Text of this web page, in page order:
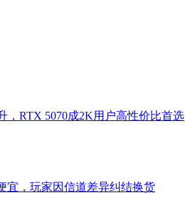
，RTX 5070成2K用户高性价比首选
宜，玩家因信道差异纠结换货